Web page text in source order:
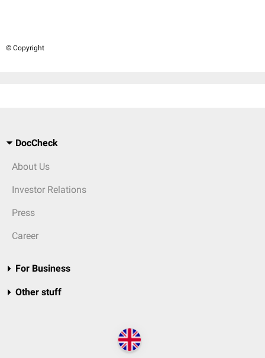
© Copyright
DocCheck
About Us
Investor Relations
Press
Career
For Business
Other stuff